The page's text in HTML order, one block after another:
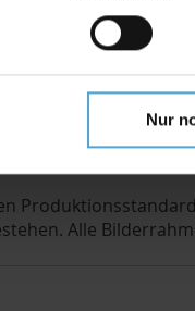
Nur
hochwertigen und
Kombination aus
Der
Alle